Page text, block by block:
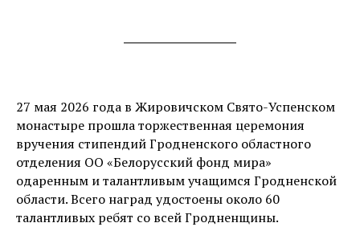
27 мая 2026 года в Жировичском Свято-Успенском
монастыре прошла торжественная церемония
вручения стипендий Гродненского областного
отделения ОО «Белорусский фонд мира»
одаренным и талантливым учащимся Гродненской
области. Всего наград удостоены около 60
талантливых ребят со всей Гродненщины.